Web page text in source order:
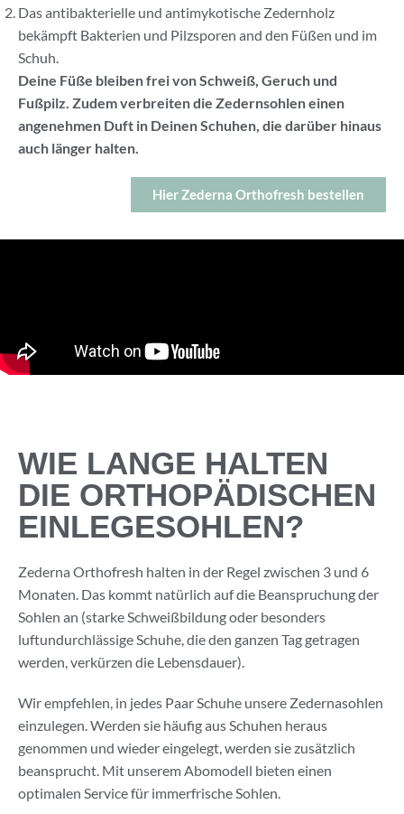
Das antibakterielle und antimykotische Zedernholz
bekämpft Bakterien und Pilzsporen and den Füßen und im
Schuh.
Deine Füße bleiben frei von Schweiß, Geruch und
Fußpilz. Zudem verbreiten die Zedernsohlen einen
angenehmen Duft in Deinen Schuhen, die darüber hinaus
auch länger halten.
Hier Zederna Orthofresh bestellen
WIE LANGE HALTEN
DIE ORTHOPÄDISCHEN
EINLEGESOHLEN?
Zederna Orthofresh halten in der Regel zwischen 3 und 6
Monaten. Das kommt natürlich auf die Beanspruchung der
Sohlen an (starke Schweißbildung oder besonders
luftundurchlässige Schuhe, die den ganzen Tag getragen
werden, verkürzen die Lebensdauer).
Wir empfehlen, in jedes Paar Schuhe unsere Zedernasohlen
einzulegen. Werden sie häufig aus Schuhen heraus
genommen und wieder eingelegt, werden sie zusätzlich
beansprucht. Mit unserem Abomodell bieten einen
optimalen Service für immerfrische Sohlen.